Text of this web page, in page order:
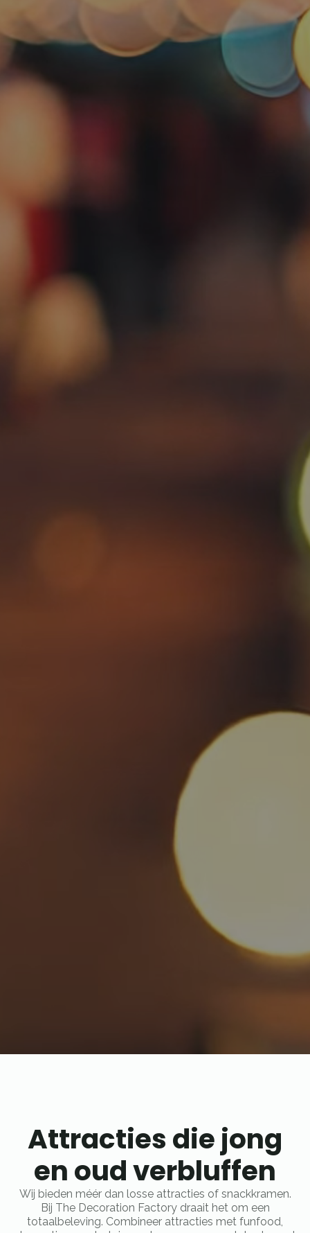
Attracties die jong
en oud verbluffen
Wij bieden méér dan losse attracties of snackkramen.
Bij The Decoration Factory draait het om een
totaalbeleving. Combineer attracties met funfood,